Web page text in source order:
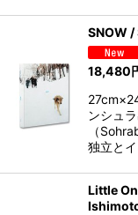
SNOW
18,480
ンシュ
（
独立と
Little